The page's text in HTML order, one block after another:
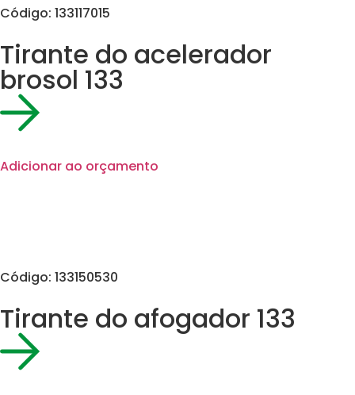
Código: 133117015
Tirante do acelerador
brosol 133
Adicionar ao orçamento
Código: 133150530
Tirante do afogador 133